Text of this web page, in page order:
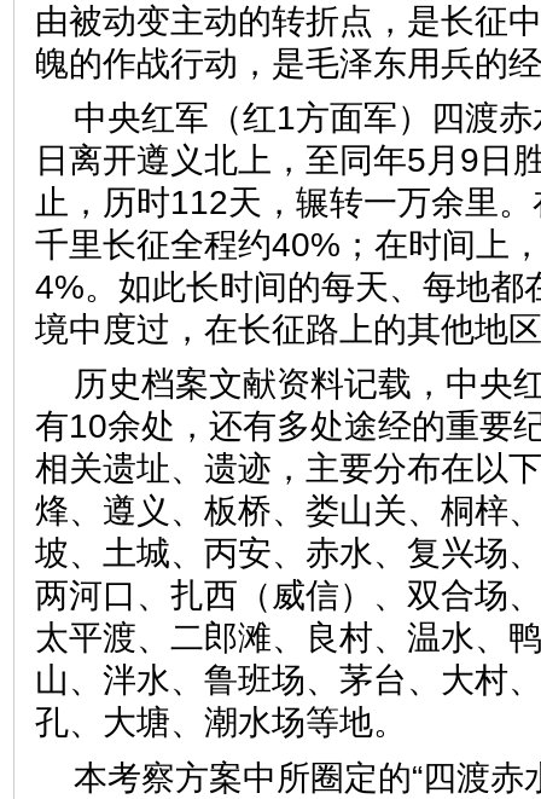
由被动变主动的转折点，是长征
魄的作战行动，是毛泽东用兵的
中央红军（红1方面军）四渡
日离开遵义北上，至同年5月9日
止，历时112天，辗转一万余里
千里长征全程约40%；在时间上
4%。如此长时间的每天、每地都
境中度过，在长征路上的其他地
历史档案文献资料记载，中央
有10余处，还有多处途经的重要
相关遗址、遗迹，主要分布在以
烽、遵义、板桥、娄山关、桐梓
坡、土城、丙安、赤水、复兴场
两河口、扎西（威信）、双合场
太平渡、二郎滩、良村、温水、
山、泮水、鲁班场、茅台、大村
孔、大塘、潮水场等地。
本考察方案中所圈定的“四渡赤